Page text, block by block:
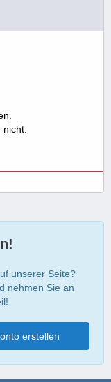
nicht.
unserer Seite?
nehmen Sie an
erstellen